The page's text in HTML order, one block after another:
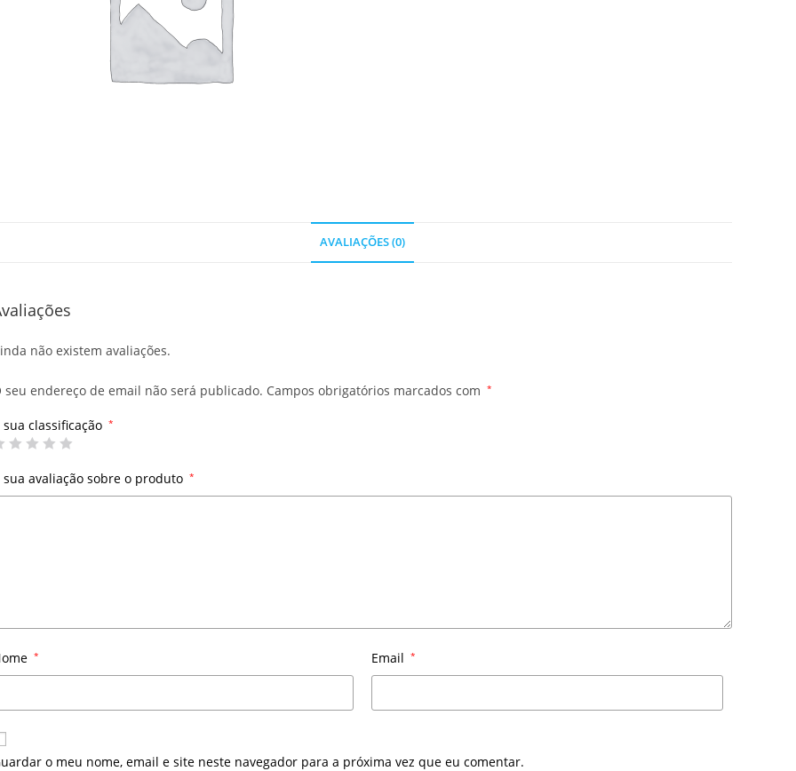
AVALIAÇÕES (0)
não existem avaliações.
seu endereço de email não será publicado. Campos obrigatórios marcados com *
sua classificação *
sua avaliação sobre o produto *
* Email *
o meu nome, email e site neste navegador para a próxima vez que eu comentar.